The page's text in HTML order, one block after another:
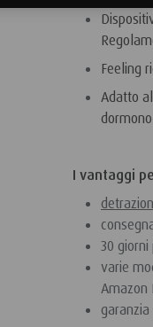
Feeling
Adatto
I vantaggi
30
varie
Amazon
garanzia